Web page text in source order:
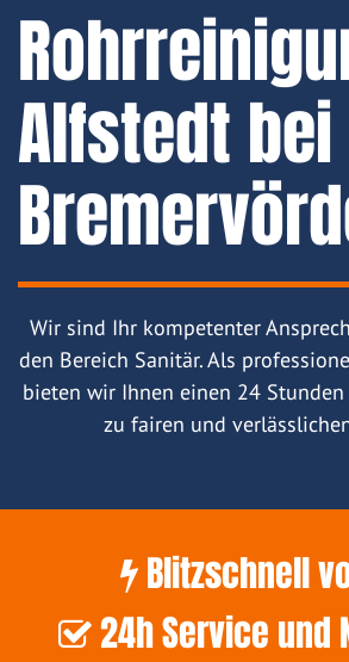
Alfstedt bei
Wir sind Ihr kompetenter
den Bereich Sanitär. Als
bieten wir Ihnen einen 24
zu fairen und
Blitzschnell
24h Service und